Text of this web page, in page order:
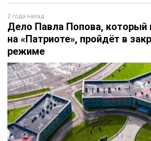
2 года назад
Дело Павла Попова, который
на «Патриоте», пройдёт в
режиме